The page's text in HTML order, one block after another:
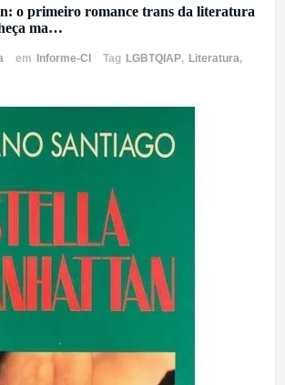
o primeiro romance trans da literatura
ma…
em Informe-CI Tag LGBTQIAP, Literatura,